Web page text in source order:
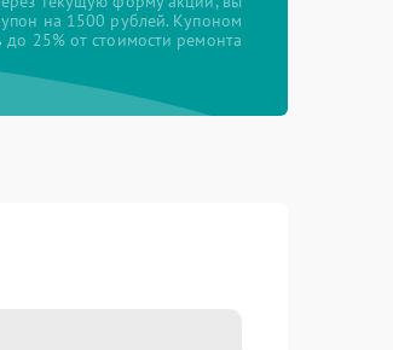
на 1500 рублей. Купоном
до 25% от стоимости ремонта